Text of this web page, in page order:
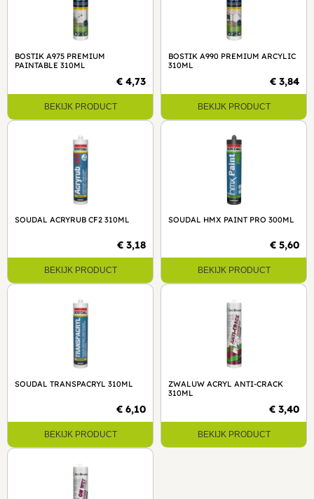
BOSTIK A975 PREMIUM
PAINTABLE 310ML
€ 4,73
BEKIJK PRODUCT
BOSTIK A990 PREMIUM ARCYLIC
310ML
€ 3,84
BEKIJK PRODUCT
SOUDAL ACRYRUB CF2 310ML
€ 3,18
BEKIJK PRODUCT
SOUDAL HMX PAINT PRO 300ML
€ 5,60
BEKIJK PRODUCT
SOUDAL TRANSPACRYL 310ML
€ 6,10
BEKIJK PRODUCT
ZWALUW ACRYL ANTI-CRACK
310ML
€ 3,40
BEKIJK PRODUCT